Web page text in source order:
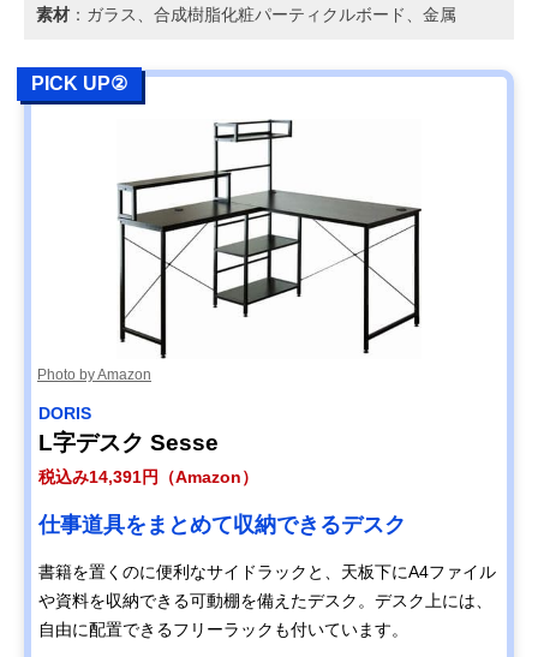
素材 ：ガラス、合成樹脂化粧パーティクルボード、金属
PICK UP②
Photo by Amazon
‎DORIS
L字デスク Sesse
税込み14,391円（Amazon）
仕事道具をまとめて収納できるデスク
書籍を置くのに便利なサイドラックと、天板下にA4ファイル
や資料を収納できる可動棚を備えたデスク。デスク上には、
自由に配置できるフリーラックも付いています。